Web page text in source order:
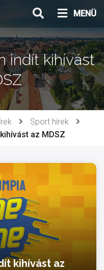
MENÜ
indít kihívást
Sport hírek
az MDSZ
kihívást az